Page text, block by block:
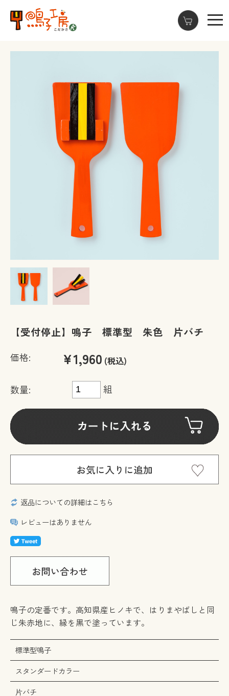
【受付停止】鳴子 標準型 朱色 片バチ
価格: ¥1,960 (税込)
数量: 組
返品についての詳細はこちら
レビューはありません
鳴子の定番です。高知県産ヒノキで、はりまやばしと同
じ朱赤地に、縁を黒で塗っています。
標準型鳴子
スタンダードカラー
片バチ